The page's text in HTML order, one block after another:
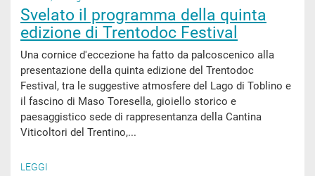
Svelato il programma della quinta
edizione di Trentodoc Festival
Una cornice d'eccezione ha fatto da palcoscenico alla
presentazione della quinta edizione del Trentodoc
Festival, tra le suggestive atmosfere del Lago di Toblino e
il fascino di Maso Toresella, gioiello storico e
paesaggistico sede di rappresentanza della Cantina
Viticoltori del Trentino,...
LEGGI